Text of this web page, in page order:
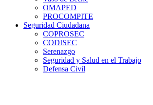
OMAPED
PROCOMPITE
Seguridad Ciudadana
COPROSEC
CODISEC
Serenazgo
Seguridad y Salud en el Trabajo
Defensa Civil